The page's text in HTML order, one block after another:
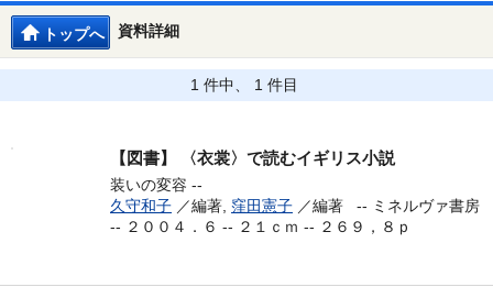
資料詳細
トップへ
1 件中、 1 件目
【図書】 〈衣裳〉で読むイギリス小説
装いの変容 --
久守和子 ／編著, 窪田憲子 ／編著 -- ミネルヴァ書房
-- ２００４．６ -- ２１ｃｍ -- ２６９，８ｐ